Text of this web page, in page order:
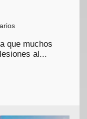
que muchos
al...